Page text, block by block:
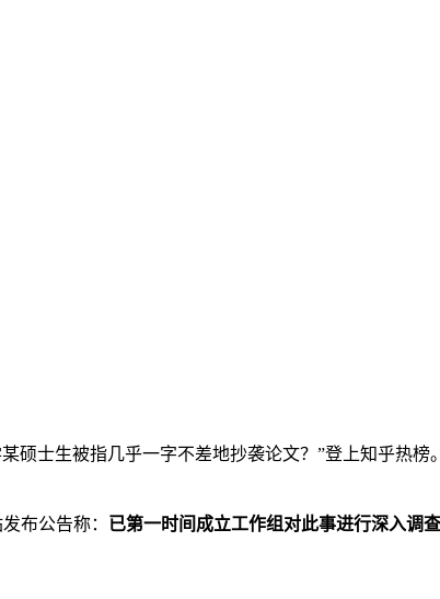
硕士生被指几乎一字不差地抄袭论文？”登上知乎热
布公告称： 已第一时间成立工作组对此事进行深入调查